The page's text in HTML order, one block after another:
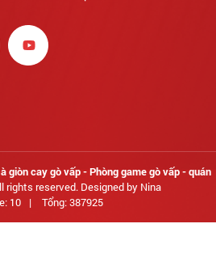
giòn cay gò vấp - Phòng game gò vấp - quán
rights reserved. Designed by Nina
10
| Tổng: 387925